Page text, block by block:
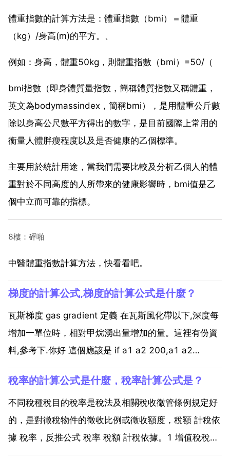
體重指數的計算方法是：體重指數（bmi）＝體重
（kg）/身高(m)的平方。、
例如：身高，體重50kg，則體重指數（bmi）=50/（
bmi指數（即身體質量指數，簡稱體質指數又稱體重，
英文為bodymassindex，簡稱bmi），是用體重公斤數
除以身高公尺數平方得出的數字，是目前國際上常用的
衡量人體胖瘦程度以及是否健康的乙個標準。
主要用於統計用途，當我們需要比較及分析乙個人的體
重對於不同高度的人所帶來的健康影響時，bmi值是乙
個中立而可靠的指標。
8樓：砰啪
中醫體重指數計算方法，快看看吧。
梯度的計算公式,梯度的計算公式是什麼？
瓦斯梯度 gas gradient 定義 在瓦斯風化帶以下,深度每
增加一單位時，相對甲烷湧出量增加的量。這裡有份資
料,參考下.你好 這個應該是 if a1 a2 200,a1 a2
400 0.83 20...
稅率的計算公式是什麼，稅率計算公式是？
不同稅種稅目的稅率是稅法及相關稅收徵管條例規定好
的，是對徵稅物件的徵收比例或徵收額度，稅額 計稅依
據 稅率，反推公式 稅率 稅額 計稅依據。1 增值稅稅率